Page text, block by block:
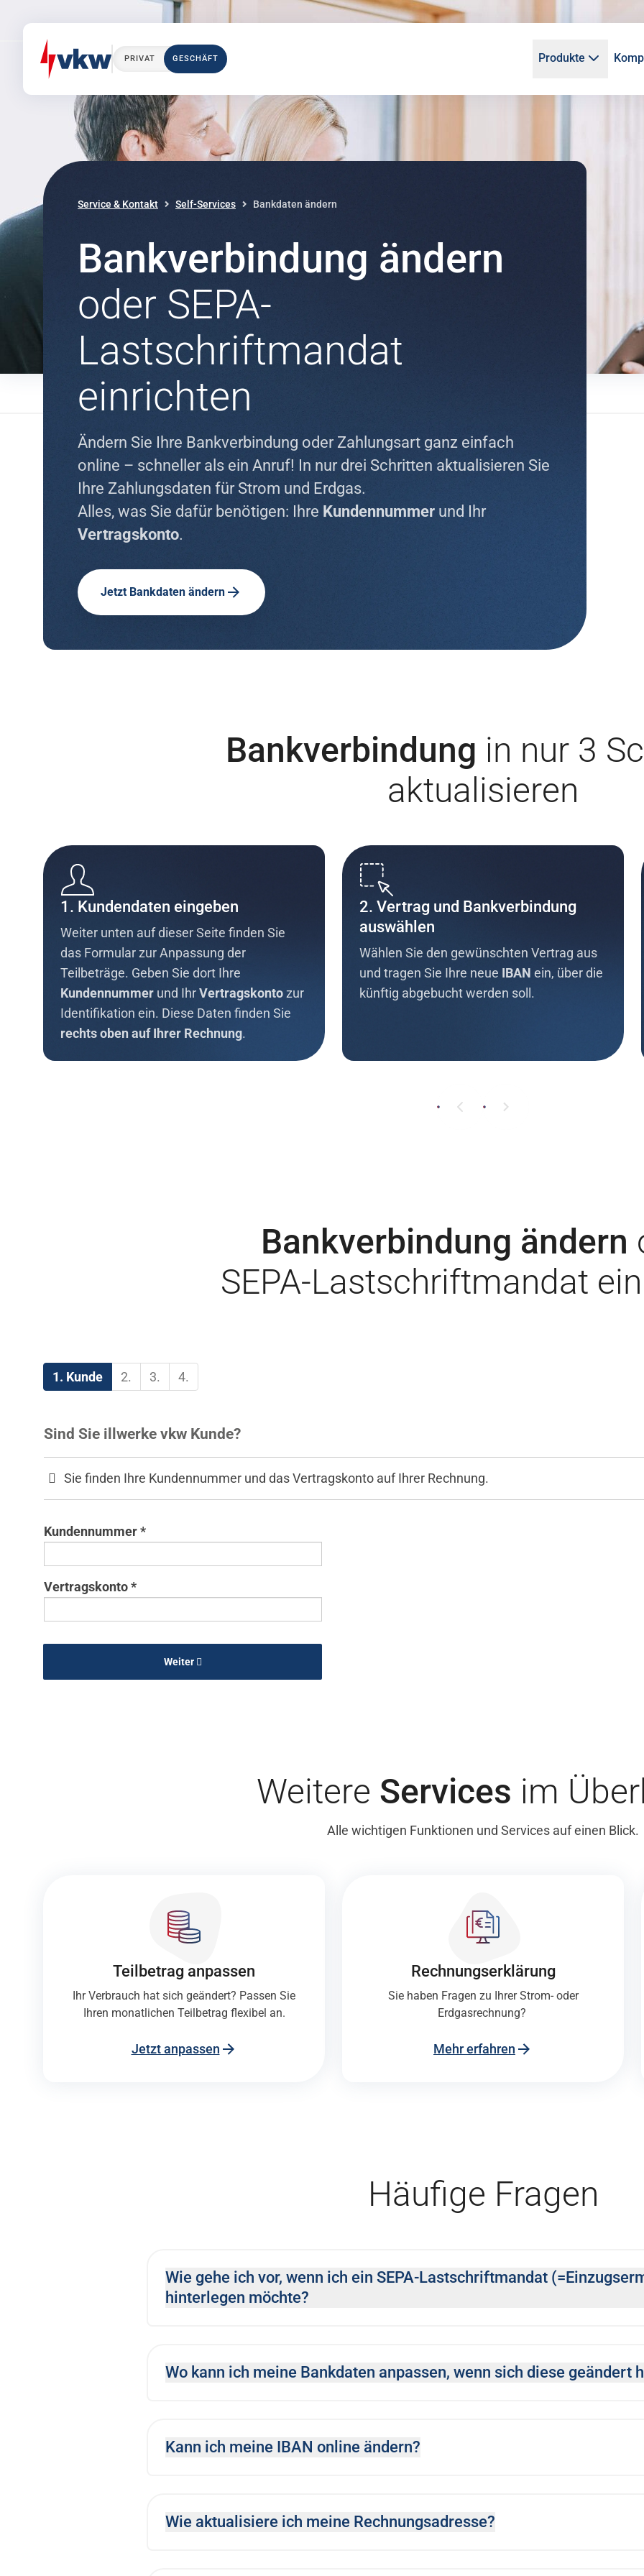
Direkt zum Inhalt
Direkt zur Navigation
PRIVAT GESCHÄFT Produkte
Service & Kontakt Self-Services Bankdaten ändern
Bankverbindung ändern
oder SEPA-
Lastschriftmandat
einrichten
Ändern Sie Ihre Bankverbindung oder Zahlungsart ganz einfach
online – schneller als ein Anruf! In nur drei Schritten aktualisieren Sie
Ihre Zahlungsdaten für Strom und Erdgas.
Alles, was Sie dafür benötigen: Ihre Kundennummer und Ihr
Vertragskonto.
Jetzt Bankdaten ändern
Bankverbindung in nur 3
aktualisieren
1. Kundendaten eingeben
Weiter unten auf dieser Seite finden Sie
das Formular zur Anpassung der
Teilbeträge. Geben Sie dort Ihre
Kundennummer und IhrVertragskontozur
Identifikation ein. Diese Daten finden Sie
rechts oben auf Ihrer Rechnung.
2. Vertrag und Bankverbindung
auswählen
Wählen Sie den gewünschten Vertrag aus
und tragen Sie Ihre neue IBAN ein, über die
künftig abgebucht werden soll.
Bankverbindung ändern
SEPA-Lastschriftmandat
1. Kunde 2. 3. 4.
Sind Sie illwerke vkw Kunde?
Sie finden Ihre Kundennummer und das Vertragskonto auf Ihrer Rechnung.
Kundennummer *
Vertragskonto *
Weiter
Weitere Services im
Alle wichtigen Funktionen und Services auf einen Blick.
Teilbetrag anpassen
Ihr Verbrauch hat sich geändert? Passen Sie
Ihren monatlichen Teilbetrag flexibel an.
Jetzt anpassen
Rechnungs­erklärung
Sie haben Fragen zu Ihrer Strom- oder
Erdgasrechnung?
Mehr erfahren
Häufige Fragen
Wie gehe ich vor, wenn ich ein SEPA-Lastschriftmandat
hinterlegen möchte?
Wo kann ich meine Bankdaten anpassen, wenn sich diese geändert
Kann ich meine IBAN online ändern?
Wie aktualisiere ich meine Rechnungsadresse?